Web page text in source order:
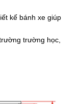
kế bánh xe giúp
trường học,